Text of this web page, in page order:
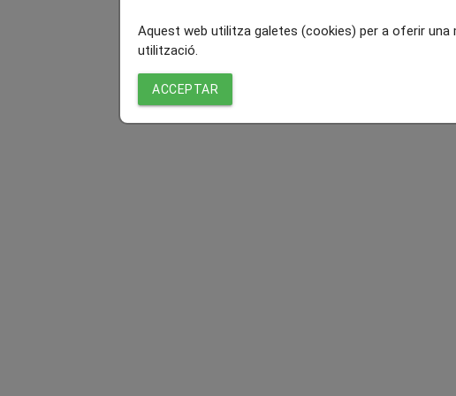
Aquest web utilitza galetes (cookies) per a oferir una
utilització.
ACCEPTAR